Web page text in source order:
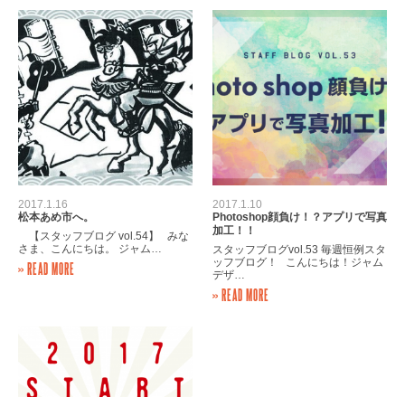
2017.1.16
松本あめ市へ。
【スタッフブログ vol.54】 みな
さま、こんにちは。 ジャム…
» READ MORE
2017.1.10
Photoshop顔負け！？アプリで写真
加工！！
スタッフブログvol.53 毎週恒例スタ
ッフブログ！ こんにちは！ジャム
デザ…
» READ MORE